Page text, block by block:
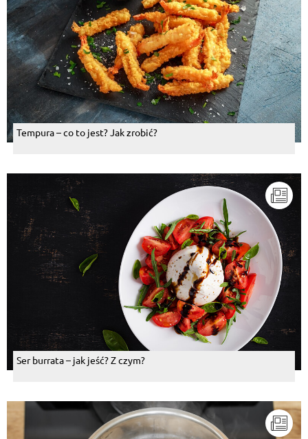
Tempura – co to jest? Jak zrobić?
Ser burrata – jak jeść? Z czym?